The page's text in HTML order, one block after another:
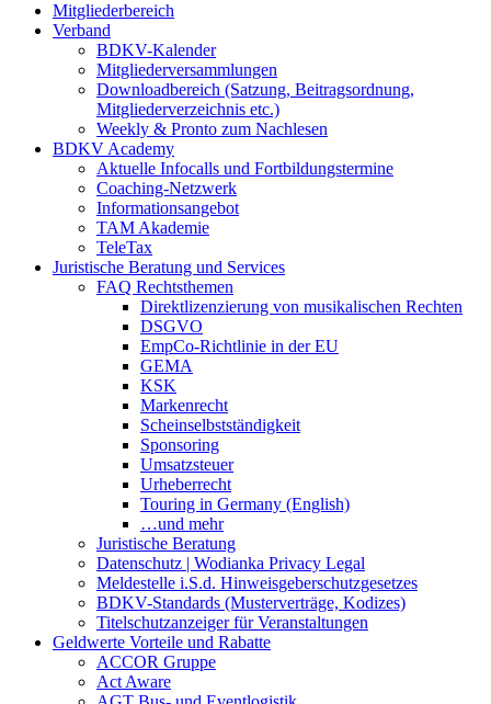
Mitgliederbereich
Verband
BDKV-Kalender
Mitgliederversammlungen
Downloadbereich (Satzung, Beitragsordnung,
Mitgliederverzeichnis etc.)
Weekly & Pronto zum Nachlesen
BDKV Academy
Aktuelle Infocalls und Fortbildungstermine
Coaching-Netzwerk
Informationsangebot
TAM Akademie
TeleTax
Juristische Beratung und Services
FAQ Rechtsthemen
Direktlizenzierung von musikalischen Rechten
DSGVO
EmpCo-Richtlinie in der EU
GEMA
KSK
Markenrecht
Scheinselbstständigkeit
Sponsoring
Umsatzsteuer
Urheberrecht
Touring in Germany (English)
…und mehr
Juristische Beratung
Datenschutz | Wodianka Privacy Legal
Meldestelle i.S.d. Hinweisgeberschutzgesetzes
BDKV-Standards (Musterverträge, Kodizes)
Titelschutzanzeiger für Veranstaltungen
Geldwerte Vorteile und Rabatte
ACCOR Gruppe
Act Aware